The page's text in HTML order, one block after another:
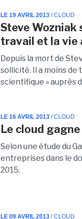
LE 19 AVRIL 2013 / CLOUD
Steve Wozniak
travail et la vie
Depuis la mort de
sollicité. Il a moins de
scientifique » auprès
LE 16 AVRIL 2013 / CLOUD
Le cloud
Selon une étude du
entreprises dans le
2015.
LE 09 AVRIL 2013 / CLOUD